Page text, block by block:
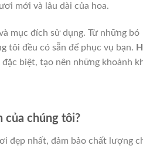
mới và lâu dài của hoa.
mục đích sử dụng. Từ những bó
tôi đều có sẵn để phục vụ bạn.
biệt, tạo nên những khoảnh
của chúng tôi?
đẹp nhất, đảm bảo chất lượng